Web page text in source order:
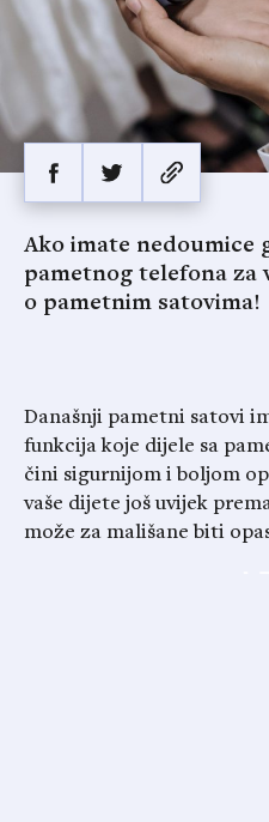
Ako imate nedoumice
pametnog telefona za
o pametnim satovima!
Današnji pametni satovi
funkcija koje dijele sa
čini sigurnijom i boljom
vaše dijete još uvijek
može za mališane biti